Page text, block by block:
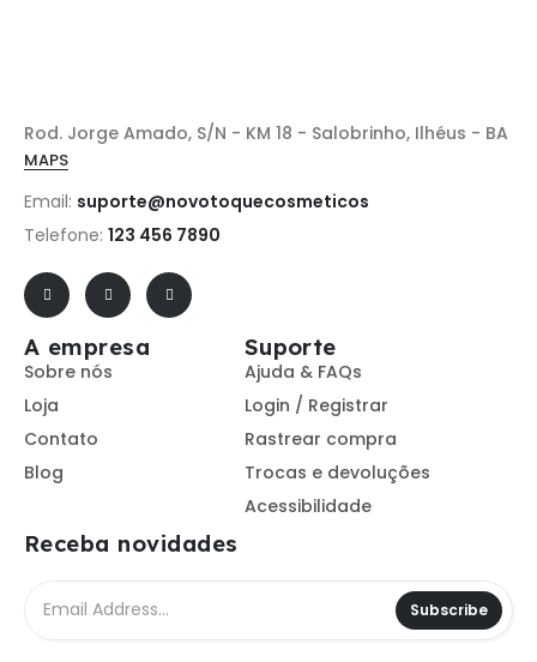
Rod. Jorge Amado, S/N - KM 18 - Salobrinho, Ilhéus - BA
MAPS
Email: suporte@novotoquecosmeticos
Telefone: 123 456 7890
A empresa
Sobre nós
Loja
Contato
Blog
Suporte
Ajuda & FAQs
Login / Registrar
Rastrear compra
Trocas e devoluções
Acessibilidade
Receba novidades
Subscribe